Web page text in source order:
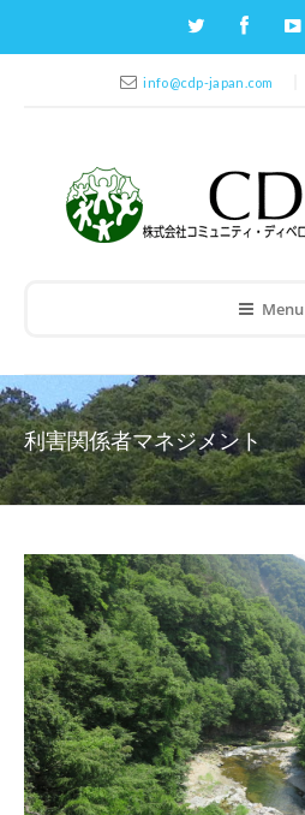
info@cdp-japan.com
Menu
利害関係者マネジメント